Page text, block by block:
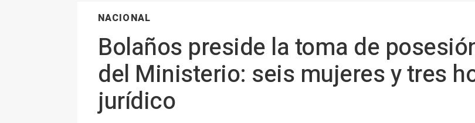
NACIONAL
Bolaños preside la toma de
del Ministerio: seis mujeres y tres
jurídico